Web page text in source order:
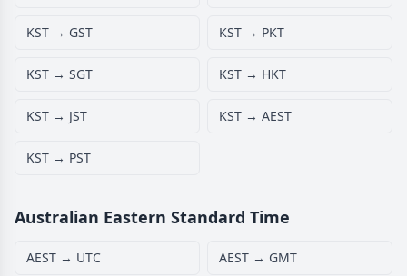
KST → GST KST → PKT
KST → SGT KST → HKT
KST → JST KST → AEST
KST → PST
Australian Eastern Standard Time
AEST → UTC AEST → GMT